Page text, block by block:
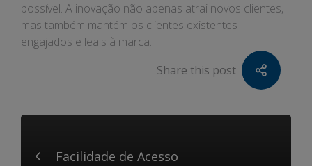
possível. A inovação não apenas atrai novos clientes,
mas também mantém os clientes existentes
engajados e leais à marca.
Share this post
Facilidade de Acesso